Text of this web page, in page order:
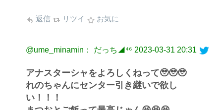
返信 リツイ お気に
@ume_minamin： だっち◢⁴⁶ 2023-03-31 20:31
アナスターシャをよろしくねって🥹🥹🥹
れのちゃんにセンター引き継いで欲し
い！！！